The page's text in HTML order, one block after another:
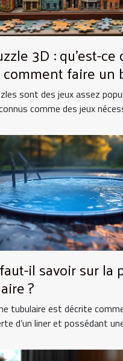
3D : qu’est-ce
comment faire un
sont des jeux assez
comme des jeux
il savoir sur la
?
tubulaire est décrite
d’un liner et possédant